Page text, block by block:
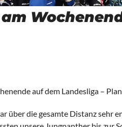
auf dem Landesliga – Plan.
über die gesamte Distanz sehr